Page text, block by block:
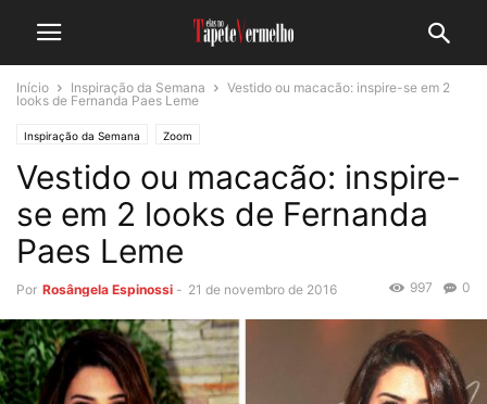
Início Inspiração da Semana
Vestido ou macacão: inspire-se em 2
looks de Fernanda Paes Leme
Inspiração da Semana Zoom
Vestido ou macacão: inspire-
se em 2 looks de Fernanda
Paes Leme
Por Rosângela Espinossi - 21 de novembro de 2016 0
997